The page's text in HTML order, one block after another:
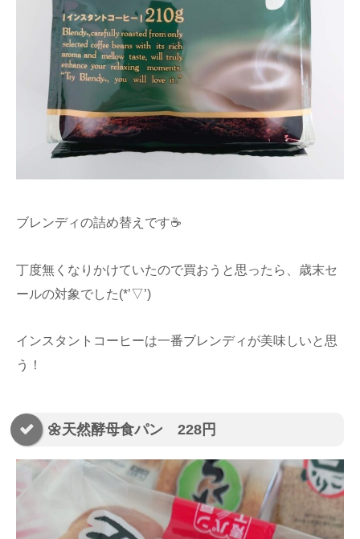
ブレンディの詰め替えです☕
丁度無くなりかけていたので買おうと思ったら、歳末セ
ールの対象でした(*’▽’)
インスタントコーヒーは一番ブレンディが美味しいと思
う！
🌼天然酵母食パン 228円